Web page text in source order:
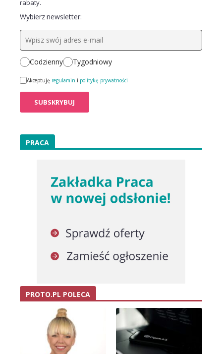
rabaty.
Wybierz newsletter:
Codzienny Tygodniowy
Akceptuję regulamin i politykę prywatności
PRACA
PROTO.PL POLECA